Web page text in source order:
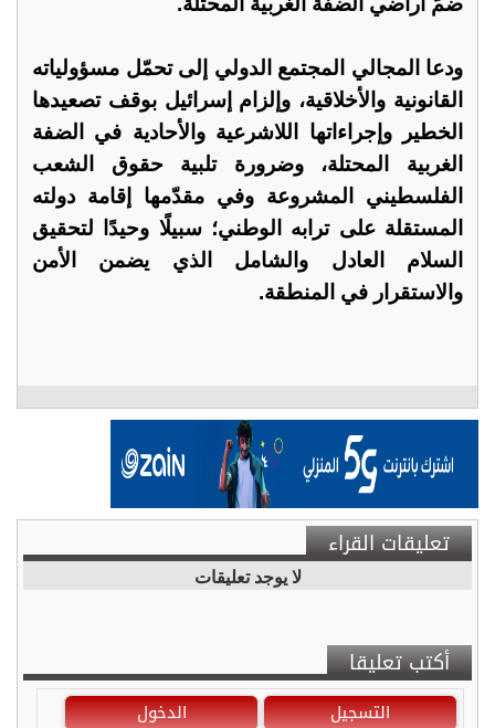
‏ودعا المجالي المجتمع الدولي إلى تحمّل مسؤولياته
القانونية والأخلاقية، وإلزام إسرائيل بوقف تصعيدها
الخطير وإجراءاتها اللاشرعية والأحادية في الضفة
الغربية المحتلة، وضرورة تلبية حقوق الشعب
الفلسطيني المشروعة وفي مقدّمها إقامة دولته
المستقلة على ترابه الوطني؛ سبيلًا وحيدًا لتحقيق
السلام العادل والشامل الذي يضمن الأمن
والاستقرار في المنطقة.
تعليقات القراء
لا يوجد تعليقات
أكتب تعليقا
التسجيل الدخول